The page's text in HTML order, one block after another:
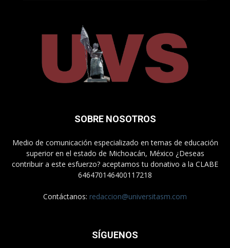
SOBRE NOSOTROS
Medio de comunicación especializado en temas de educación
superior en el estado de Michoacán, México ¿Deseas
contribuir a este esfuerzo? aceptamos tu donativo a la CLABE
646470146400117218
Contáctanos: redaccion@universitasm.com
SÍGUENOS